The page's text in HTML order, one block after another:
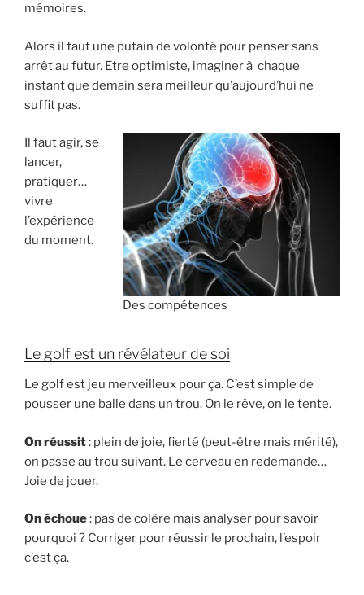
mémoires.
Alors il faut une putain de volonté pour penser sans
arrêt au futur. Etre optimiste, imaginer à chaque
instant que demain sera meilleur qu’aujourd’hui ne
suffit pas.
Des compétences
Il faut agir, se
lancer,
pratiquer…
vivre
l’expérience
du moment.
Le golf est un révélateur de soi
Le golf est jeu merveilleux pour ça. C’est simple de
pousser une balle dans un trou. On le rêve, on le tente.
On réussit: plein de joie, fierté (peut-être mais mérité),
on passe au trou suivant. Le cerveau en redemande…
Joie de jouer.
On échoue: pas de colère mais analyser pour savoir
pourquoi ? Corriger pour réussir le prochain, l’espoir
c’est ça.